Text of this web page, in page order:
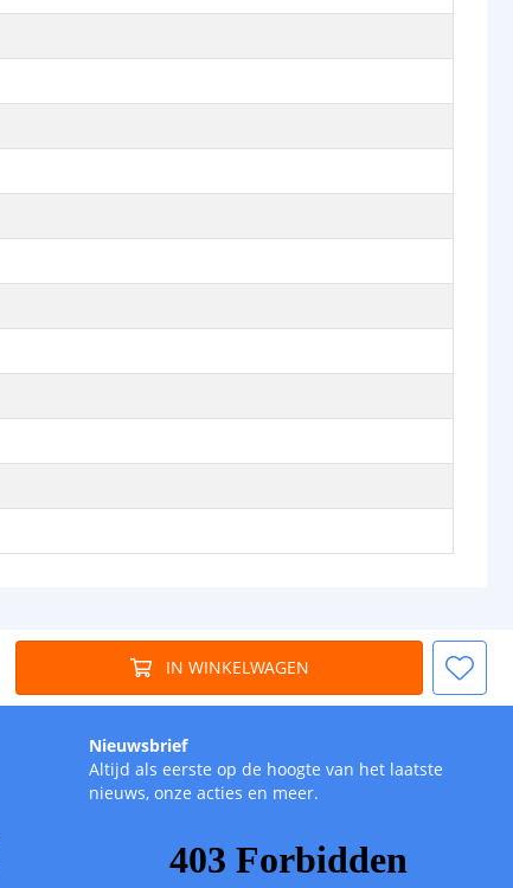
IN WINKELWAGEN
Nieuwsbrief
Altijd als eerste op de hoogte van het laatste
nieuws, onze acties en meer.